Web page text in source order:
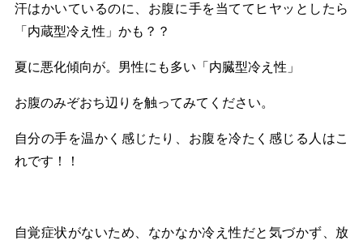
汗はかいているのに、お腹に手を当ててヒヤッとしたら
「内蔵型冷え性」かも？？
夏に悪化傾向が。男性にも多い「内臓型冷え性」
お腹のみぞおち辺りを触ってみてください。
自分の手を温かく感じたり、お腹を冷たく感じる人はこ
れです！！
自覚症状がないため、なかなか冷え性だと気づかず、放